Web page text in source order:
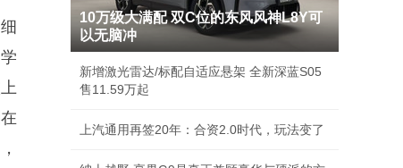
10万级大满配 双C位的东风风神L8Y可
以无脑冲
新增激光雷达/标配自适应悬架 全新深蓝S05
售11.59万起
上汽通用再签20年：合资2.0时代，玩法变了